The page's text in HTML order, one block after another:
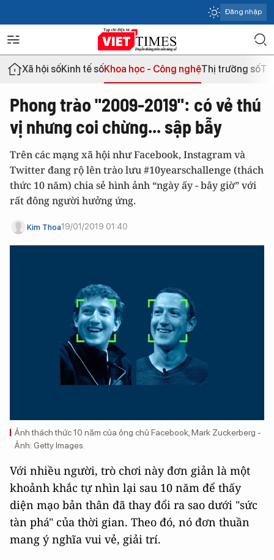
Đăng nhập
Xã hội sốKinh tế sốKhoa học - Công nghệThị trường số
Phong trào "2009-2019": có vẻ thú
vị nhưng coi chừng... sập bẫy
Trên các mạng xã hội như Facebook, Instagram và
Twitter đang rộ lên trào lưu #10yearschallenge (thách
thức 10 năm) chia sẻ hình ảnh “ngày ấy - bây giờ” với
rất đông người hưởng ứng.
Kim Thoa19/01/2019 01:40
Ảnh thách thức 10 năm của ông chủ Facebook, Mark Zuckerberg -
Ảnh: Getty Images.
Với nhiều người, trò chơi này đơn giản là một
khoảnh khắc tự nhìn lại sau 10 năm để thấy
diện mạo bản thân đã thay đổi ra sao dưới "sức
tàn phá" của thời gian. Theo đó, nó đơn thuần
mang ý nghĩa vui vẻ, giải trí.